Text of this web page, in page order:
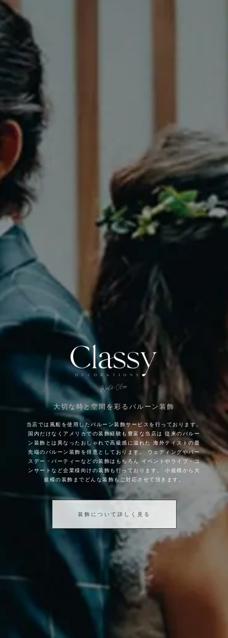
大切な時と空間を彩るバルーン装飾
当店では風船を使用したバルーン装飾サービスを行っております。
国内だけなくアメリカでの装飾経験も豊富な当店は
従来のバルー
ン装飾とは異なったおしゃれで高級感に溢れた
海外テイストの最
先端のバルーン装飾を得意としております。
ウェディングやバー
スデー・パーティーなどの装飾はもちろん
イベントやライブ・コ
ンサートなど企業様向けの装飾も行っております。
小規模から大
規模の装飾までどんな装飾もご対応させて頂きます。
装飾について詳しく見る